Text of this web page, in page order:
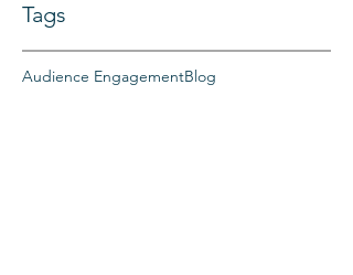
Tags
Audience EngagementBlog